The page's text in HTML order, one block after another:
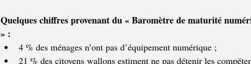
Quelques chiffres provenant du « Baromètre de maturité
» :
4 % des ménages n’ont pas d’équipement numérique ;
21 % des citoyens wallons estiment ne pas détenir les